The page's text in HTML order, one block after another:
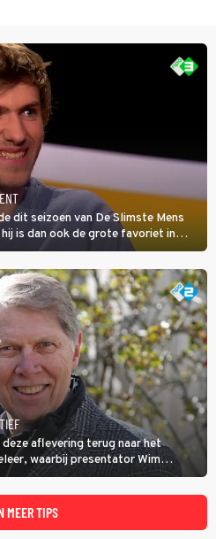
dit seizoen van De Slimste Mens
is dan ook de grote favoriet in
inbreng, want komiek
aan de jurytafel.
aflevering terug naar het
waarbij presentator Wim
reis door de tijd aan de hand van
decennia. (HH)
MEER TIPS